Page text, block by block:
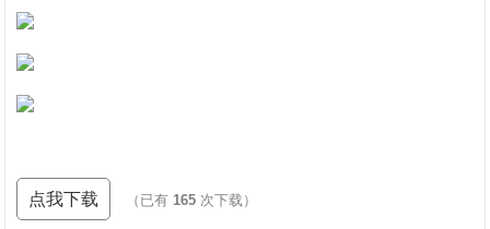
点我下载 （已有165 次下载）